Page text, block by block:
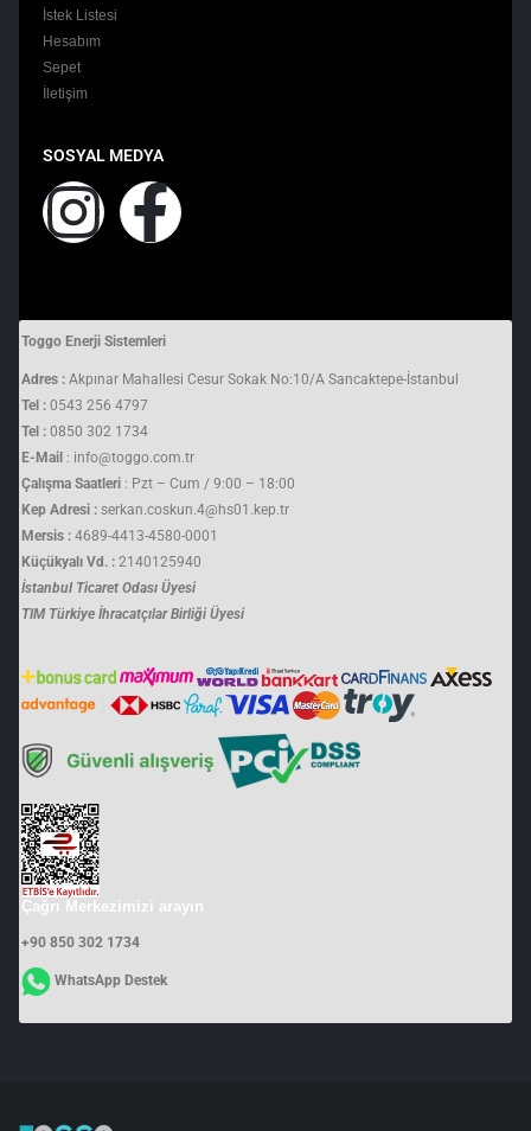
İstek Listesi
Hesabım
Sepet
İletişim
SOSYAL MEDYA
Toggo Enerji Sistemleri
Adres : Akpınar Mahallesi Cesur Sokak No:10/A Sancaktepe-İstanbul
Tel : 0543 256 4797
Tel : 0850 302 1734
E-Mail : info@toggo.com.tr
Çalışma Saatleri : Pzt – Cum / 9:00 – 18:00
Kep Adresi : serkan.coskun.4@hs01.kep.tr
Mersis : 4689-4413-4580-0001
Küçükyalı Vd. : 2140125940
İstanbul Ticaret Odası Üyesi
TIM Türkiye İhracatçılar Birliği Üyesi
Çağrı Merkezimizi arayın
+90 850 302 1734
WhatsApp Destek